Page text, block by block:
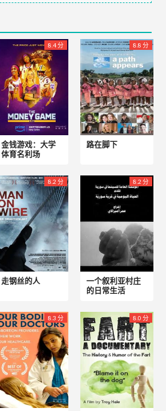
8.4 分
金钱游戏：大学
体育名利场
8.8 分
路在脚下
8.2 分
走钢丝的人
8.2 分
一个叙利亚村庄
的日常生活
8.3 分 8.0 分